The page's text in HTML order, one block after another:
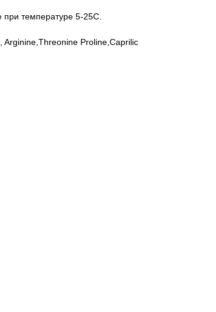
при температуре 5-25С.
Arginine,Threonine Proline,Caprilic